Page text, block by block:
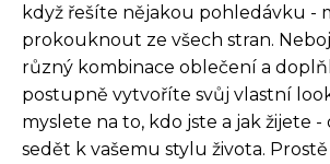
když řešíte nějakou pohledávku -
prokouknout ze všech stran.
různý kombinace oblečení a
postupně vytvoříte svůj vlastní
myslete na to, kdo jste a jak žijete
sedět k vašemu stylu života.